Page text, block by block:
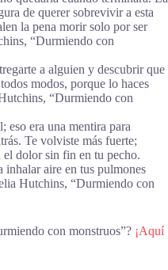
de querer sobrevivir a esta
la pena morir solo por ser
“Durmiendo con
a alguien y descubrir que
modos, porque lo haces
“Durmiendo con
eso era una mentira para
Te volviste más fuerte;
dolor sin fin en tu pecho.
inhalar aire en tus pulmones
Hutchins, “Durmiendo con
con monstruos”? ¡Aquí